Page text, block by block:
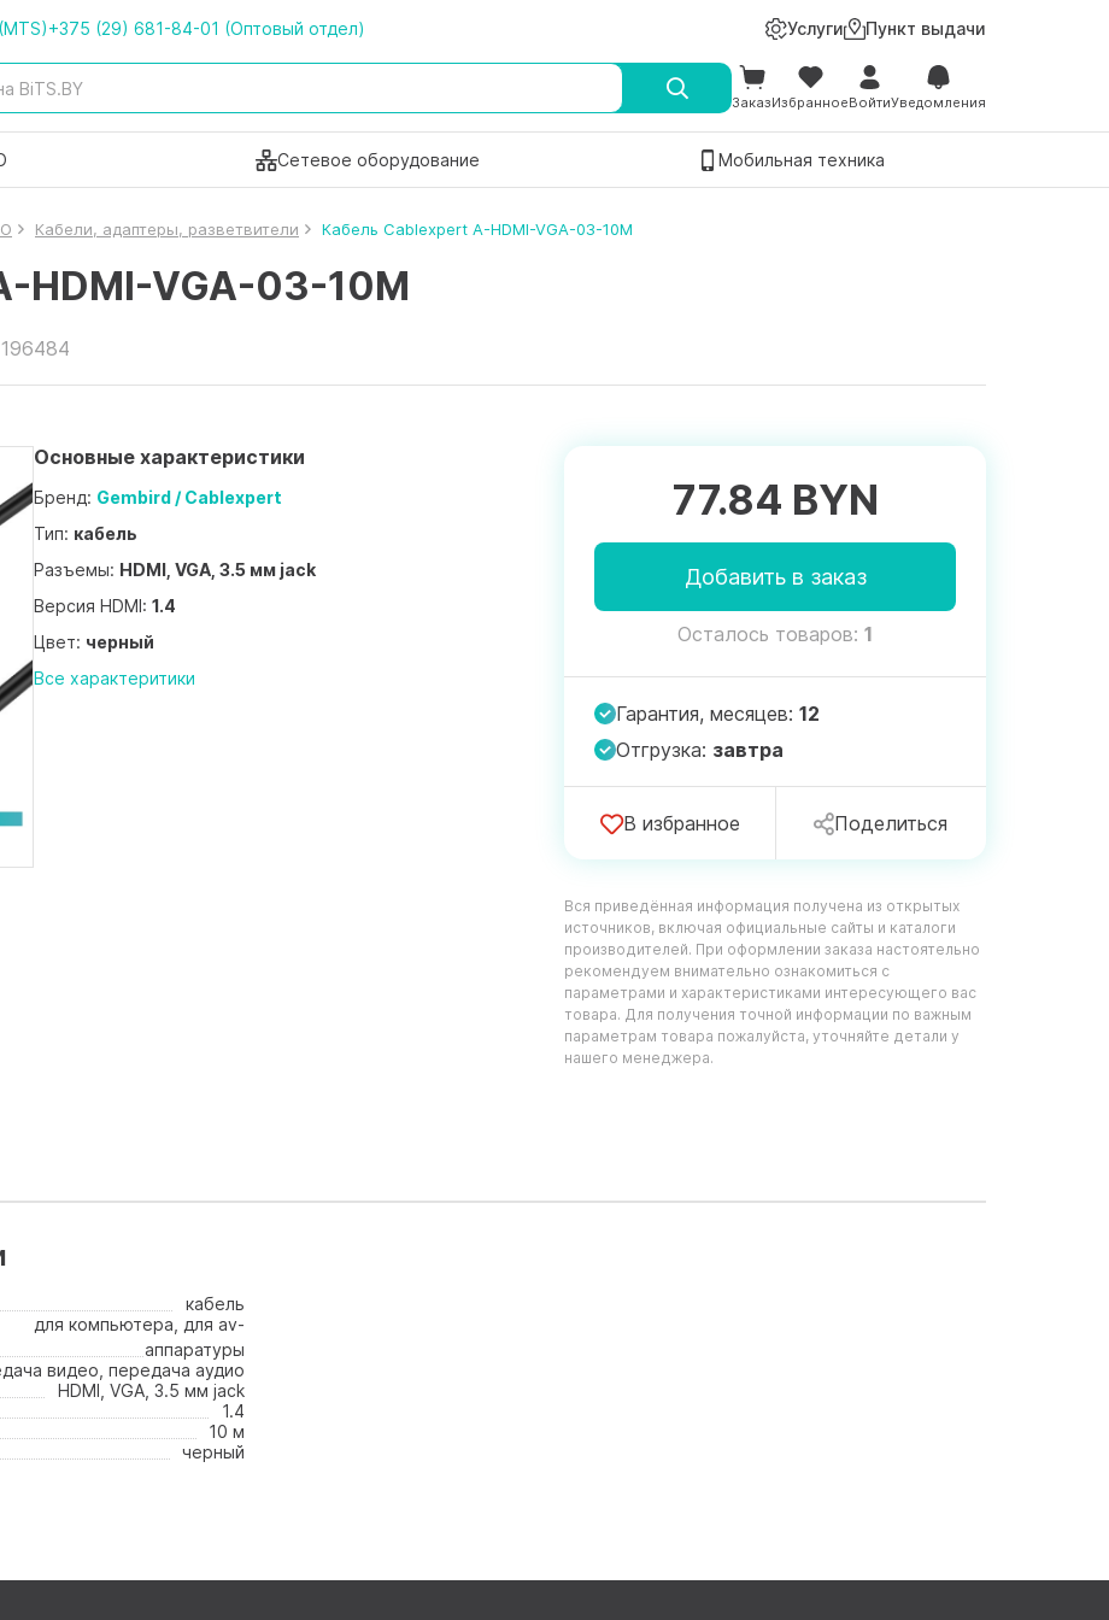
+375 (29) 681-84-01 (Оптовый отдел) Услуги Пункт выдачи
ЗаказИзбранноеВойтиУведомления
Сетевое оборудование Мобильная техника
Кабели, адаптеры, разветвители Кабель Cablexpert A-HDMI-VGA-03-10M
HDMI-VGA-03-10M
Основные характеристики
Бренд: Gembird / Cablexpert
Тип: кабель
Разъемы: HDMI, VGA, 3.5 мм jack
Версия HDMI: 1.4
Цвет: черный
Все характеритики
77.84 BYN
Добавить в заказ
Осталось товаров: 1
Гарантия, месяцев: 12
Отгрузка: завтра
В избранное Поделиться
Вся приведённая информация получена из открытых
источников, включая официальные сайты и каталоги
производителей. При оформлении заказа настоятельно
рекомендуем внимательно ознакомиться с
параметрами и характеристиками интересующего вас
товара. Для получения точной информации по важным
параметрам товара пожалуйста, уточняйте детали у
нашего менеджера.
кабель
для компьютера, для av-
аппаратуры
видео, передача аудио
HDMI, VGA, 3.5 мм jack
1.4
10 м
черный